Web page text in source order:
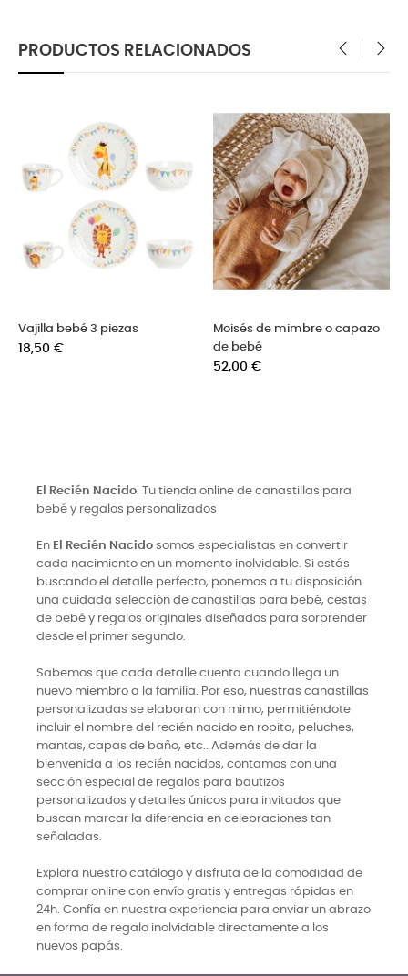
PRODUCTOS RELACIONADOS
Vajilla bebé 3 piezas
Precio
18,50 €
Moisés de mimbre o capazo
de bebé
Precio
52,00 €
El Recién Nacido: Tu tienda online de canastillas para
bebé y regalos personalizados
En El Recién Nacido somos especialistas en convertir
cada nacimiento en un momento inolvidable. Si estás
buscando el detalle perfecto, ponemos a tu disposición
una cuidada selección de canastillas para bebé, cestas
de bebé y regalos originales diseñados para sorprender
desde el primer segundo.
Sabemos que cada detalle cuenta cuando llega un
nuevo miembro a la familia. Por eso, nuestras canastillas
personalizadas se elaboran con mimo, permitiéndote
incluir el nombre del recién nacido en ropita, peluches,
mantas, capas de baño, etc.. Además de dar la
bienvenida a los recién nacidos, contamos con una
sección especial de regalos para bautizos
personalizados y detalles únicos para invitados que
buscan marcar la diferencia en celebraciones tan
señaladas.
Explora nuestro catálogo y disfruta de la comodidad de
comprar online con envío gratis y entregas rápidas en
24h. Confía en nuestra experiencia para enviar un abrazo
en forma de regalo inolvidable directamente a los
nuevos papás.